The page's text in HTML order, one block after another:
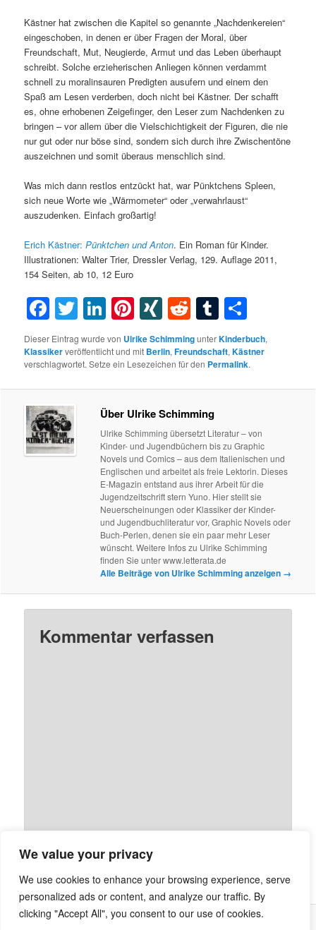
We value your privacy
We use cookies to enhance your browsing experience, serve
personalized ads or content, and analyze our traffic. By
clicking "Accept All", you consent to our use of cookies.
Kästner hat zwischen die Kapitel so genannte „Nachdenkereien“
eingeschoben, in denen er über Fragen der Moral, über
Freundschaft, Mut, Neugierde, Armut und das Leben überhaupt
schreibt. Solche erzieherischen Anliegen können verdammt
schnell zu moralinsauren Predigten ausufern und einem den
Spaß am Lesen verderben, doch nicht bei Kästner. Der schafft
es, ohne erhobenen Zeigefinger, den Leser zum Nachdenken zu
bringen – vor allem über die Vielschichtigkeit der Figuren, die nie
nur gut oder nur böse sind, sondern sich durch ihre Zwischentöne
auszeichnen und somit überaus menschlich sind.
Was mich dann restlos entzückt hat, war Pünktchens Spleen,
sich neue Worte wie „Wärmometer“ oder „verwahrlaust“
auszudenken. Einfach großartig!
Erich Kästner:Pünktchen und Anton. Ein Roman für Kinder.
Illustrationen: Walter Trier, Dressler Verlag, 129. Auflage 2011,
154 Seiten, ab 10, 12 Euro
Facebook
Twitter
LinkedIn
Pinterest
XINGRedditTumblr
Dieser Eintrag wurde von Ulrike SchimmingunterKinderbuch,
Klassikerveröffentlicht und mit Berlin,Freundschaft,Kästner
verschlagwortet. Setze ein Lesezeichen für den Permalink.
Über Ulrike Schimming
Ulrike Schimming übersetzt Literatur – von
Kinder- und Jugendbüchern bis zu Graphic
Novels und Comics – aus dem Italienischen und
Englischen und arbeitet als freie Lektorin. Dieses
E-Magazin entstand aus ihrer Arbeit für die
Jugendzeitschrift stern Yuno. Hier stellt sie
Neuerscheinungen oder Klassiker der Kinder-
und Jugendbuchliteratur vor, Graphic Novels oder
Buch-Perlen, denen sie ein paar mehr Leser
wünscht. Weitere Infos zu Ulrike Schimming
finden Sie unter www.letterata.de
Alle Beiträge von Ulrike Schimming anzeigen →
Kommentar verfassen